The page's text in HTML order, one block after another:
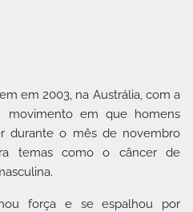
em 2003, na Austrália, com a
movimento em que homens
durante o mês de novembro
temas como o câncer de
força e se espalhou por